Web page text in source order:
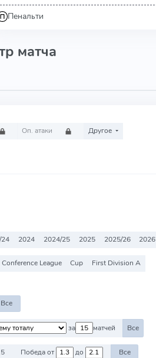
Пенальти
матча
Оп. атаки Другое
2024 2024/25 2025 2025/26 2026
Conference League Cup
First Division A
Все
за матчей Все
Победа от до Все